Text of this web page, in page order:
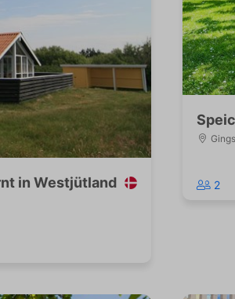
in Westjütland 2